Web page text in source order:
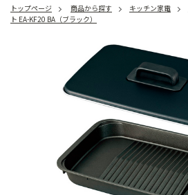
トップページ 商品から探す キッチン家電
ト EA-KF20 BA（ブラック）